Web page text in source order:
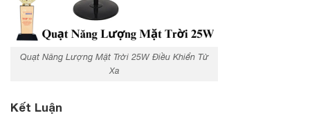
Quạt Năng Lượng Mặt Trời 25W Điều Khiển Từ
Xa
Kết Luận